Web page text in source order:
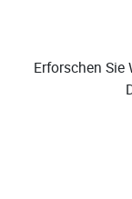
Erforschen Sie